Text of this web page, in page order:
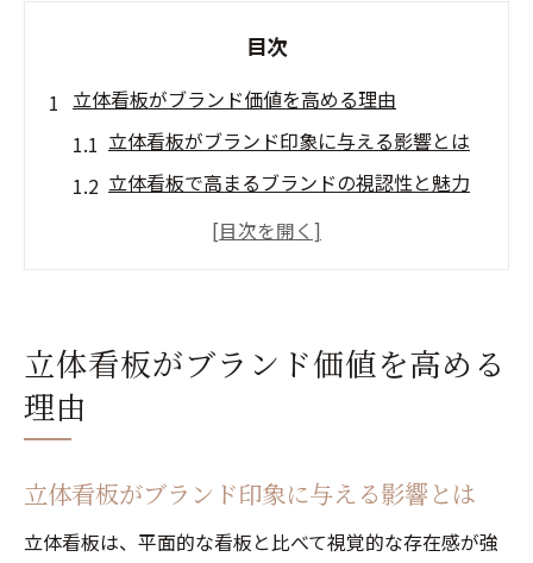
目次
立体看板がブランド価値を高める理由
立体看板がブランド印象に与える影響とは
立体看板で高まるブランドの視認性と魅力
立体看板の特徴がブランド価値に直結する
立体看板だからこそ実現できるブランディ
ブランド戦略に適した立体看板の選び方ガ
イド
立体看板がブランド価値を高める
理由
立体看板がブランド印象に与える影響とは
立体看板は、平面的な看板と比べて視覚的な存在感が強